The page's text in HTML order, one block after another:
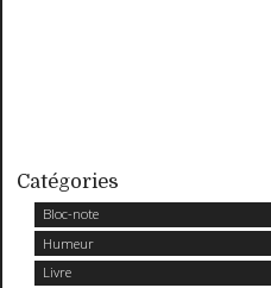
Catégories
Bloc-note
Humeur
Livre